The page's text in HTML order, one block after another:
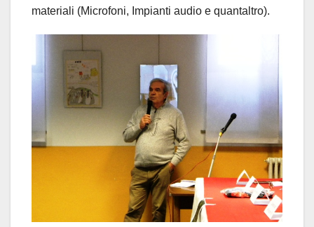
materiali (Microfoni, Impianti audio e quantaltro).